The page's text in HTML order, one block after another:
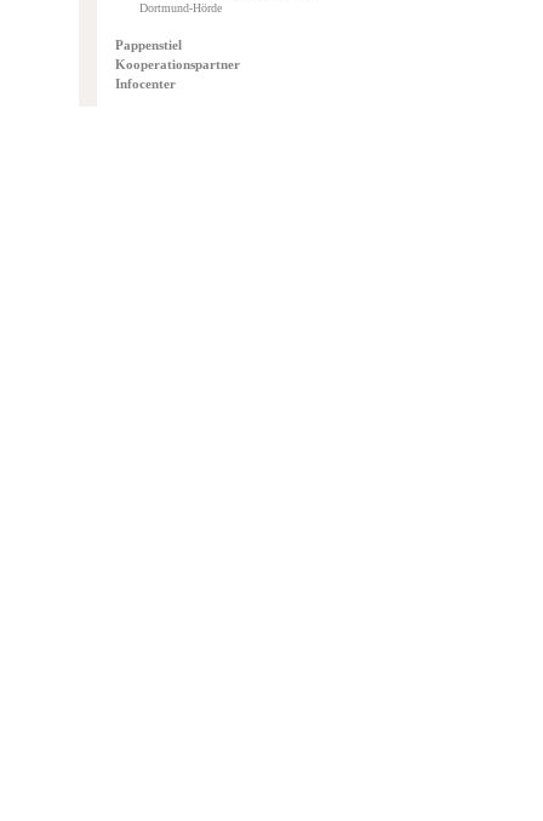
Dortmund-Hörde
Pappenstiel
Kooperationspartner
Infocenter